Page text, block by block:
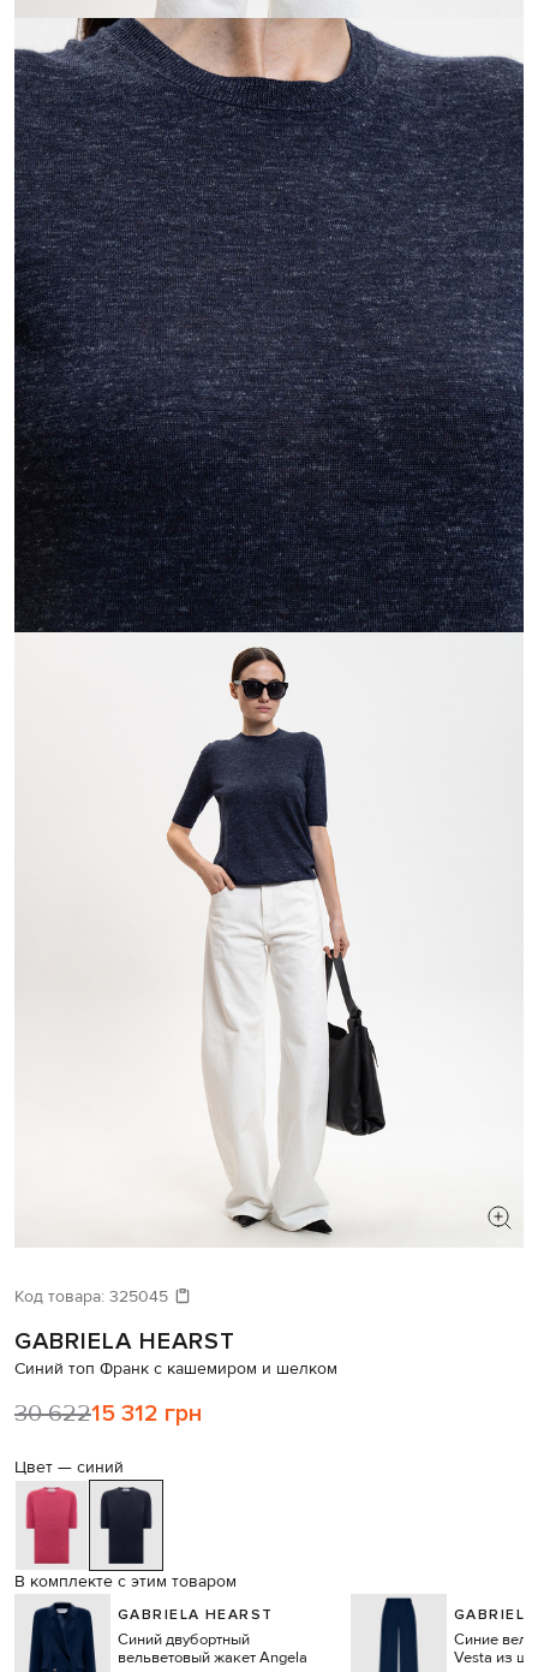
Давайте подберем что-то еще
Похожие товары
Код товара: 325045
GABRIELA HEARST
Синий топ Франк с кашемиром и шелком
30 62215 312 грн
Цвет — синий
В комплекте с этим товаром
GABRIELA HEARST
Синий двубортный
вельветовый жакет Angela
Синие
Vesta из